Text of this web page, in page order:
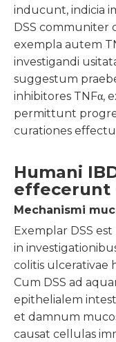
inducunt, indicia
DSS communiter
exempla autem
investigandi
suggestum
inhibitores TNFα,
permittunt
curationes
Humani
effecerunt
Mechanismi
Exemplar DSS
in
colitis ulcerativae
Cum DSS ad
epithelialem
et damnum
causat cellulas